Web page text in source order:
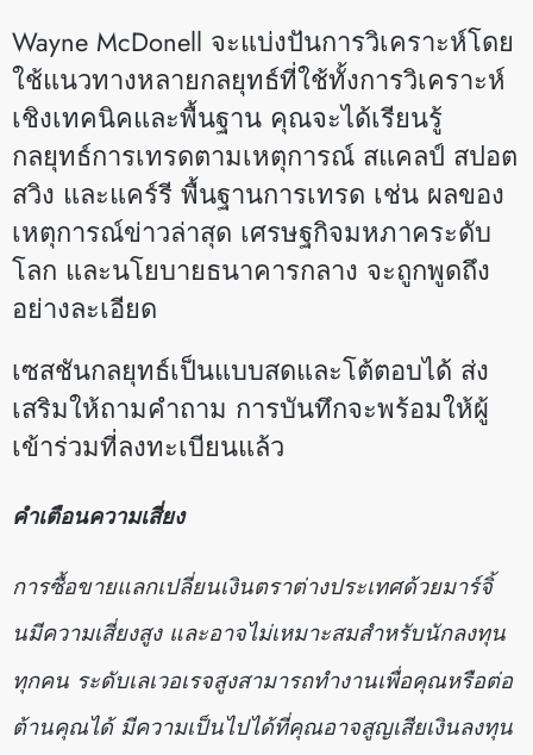
Wayne McDonell จะแบ่งปันการวิเคราะห์โดย
ใช้แนวทางหลายกลยุทธ์ที่ใช้ทั้งการวิเคราะห์
เชิงเทคนิคและพื้นฐาน คุณจะได้เรียนรู้
กลยุทธ์การเทรดตามเหตุการณ์ สแคลป์ สปอต
สวิง และแคร์รี พื้นฐานการเทรด เช่น ผลของ
เหตุการณ์ข่าวล่าสุด เศรษฐกิจมหภาคระดับ
โลก และนโยบายธนาคารกลาง จะถูกพูดถึง
อย่างละเอียด
เซสชันกลยุทธ์เป็นแบบสดและโต้ตอบได้ ส่ง
เสริมให้ถามคำถาม การบันทึกจะพร้อมให้ผู้
เข้าร่วมที่ลงทะเบียนแล้ว
คำเตือนความเสี่ยง
การซื้อขายแลกเปลี่ยนเงินตราต่างประเทศด้วยมาร์จิ้
นมีความเสี่ยงสูง และอาจไม่เหมาะสมสำหรับนักลงทุน
ทุกคน ระดับเลเวอเรจสูงสามารถทำงานเพื่อคุณหรือต่อ
ต้านคุณได้ มีความเป็นไปได้ที่คุณอาจสูญเสียเงินลงทุน